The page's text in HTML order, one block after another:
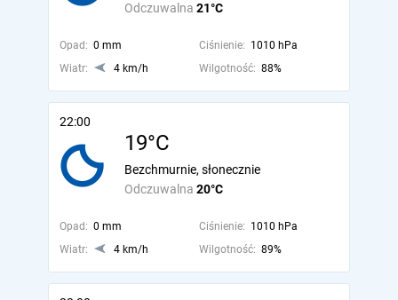
Odczuwalna 21°C
Opad: 0 mm Ciśnienie: 1010 hPa
Wiatr:
4 km/h Wilgotność: 88%
22:00
19°C
Odczuwalna 20°C
Bezchmurnie, słonecznie
Opad: 0 mm Ciśnienie: 1010 hPa
Wiatr:
4 km/h Wilgotność: 89%